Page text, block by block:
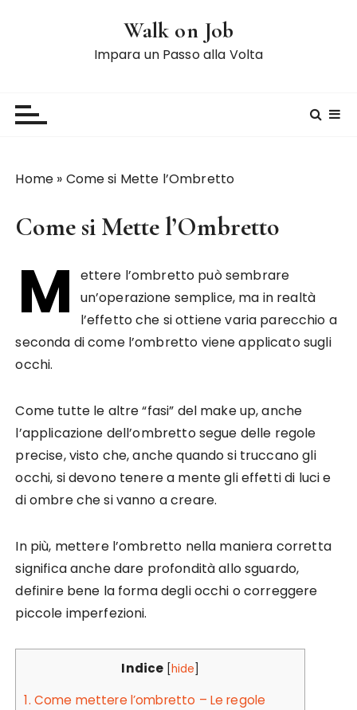
Walk on Job
Impara un Passo alla Volta
Home » Come si Mette l’Ombretto
Come si Mette l’Ombretto
M
ettere l’ombretto può sembrare
un’operazione semplice, ma in realtà
l’effetto che si ottiene varia parecchio a
seconda di come l’ombretto viene applicato sugli
occhi.
Come tutte le altre “fasi” del make up, anche
l’applicazione dell’ombretto segue delle regole
precise, visto che, anche quando si truccano gli
occhi, si devono tenere a mente gli effetti di luci e
di ombre che si vanno a creare.
In più, mettere l’ombretto nella maniera corretta
significa anche dare profondità allo sguardo,
definire bene la forma degli occhi o correggere
piccole imperfezioni.
Indice [hide]
1. Come mettere l’ombretto – Le regole